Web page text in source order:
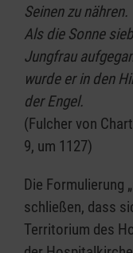
Seinen zu nähren.
Als die Sonne
Jungfrau
wurde er in den
der Engel.
(Fulcher von
9, um 1127)
Die Formulierung
schließen, dass
Territorium des